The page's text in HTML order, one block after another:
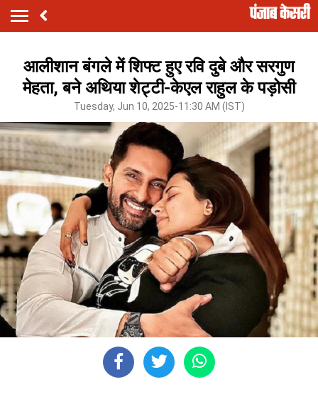
आलीशान बंगले में शिफ्ट हुए रवि दुबे और सरगुण
मेहता, बने अथिया शेट्टी-केएल राहुल के पड़ोसी
Tuesday, Jun 10, 2025-11:30 AM (IST)